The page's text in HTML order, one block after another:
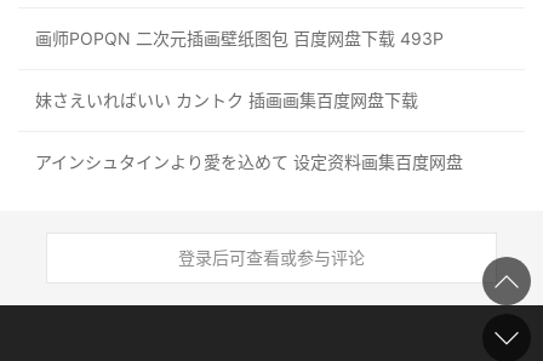
画师POPQN 二次元插画壁纸图包 百度网盘下载 493P
妹さえいればいい カントク 插画画集百度网盘下载
アインシュタインより愛を込めて 设定资料画集百度网盘
登录后可查看或参与评论